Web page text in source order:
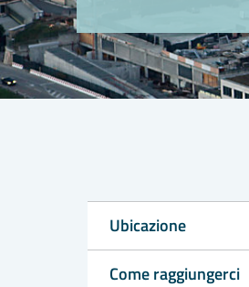
Ubicazione
Come raggiungerci